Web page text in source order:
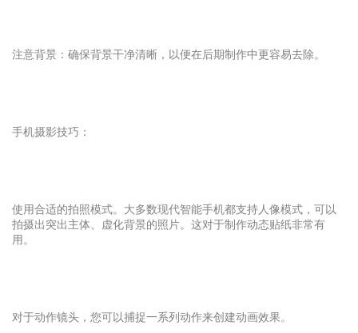
注意背景：确保背景干净清晰，以便在后期制作中更容易去除。
手机摄影技巧：
使用合适的拍照模式。大多数现代智能手机都支持人像模式，可以
拍摄出突出主体、虚化背景的照片。这对于制作动态贴纸非常有
用。
对于动作镜头，您可以捕捉一系列动作来创建动画效果。